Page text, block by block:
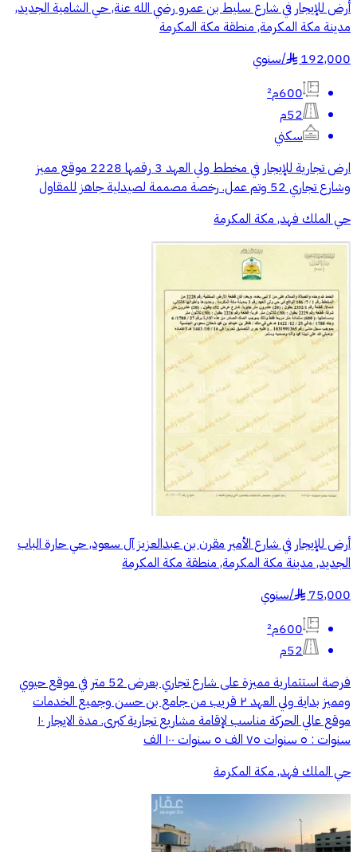
أرض للإيجار في شارع سليط بن عمرو رضي الله عنة, حي الشامية الجديد,
مدينة مكة المكرمة, منطقة مكة المكرمة
192,000
§
/سنوي
600م²
52م
سكني
ارض تجارية للإيجار في مخطط ولي العهد 3 رقمها 2228 موقع مميز
وشارع تجاري 52 وتم عمل. رخصة مصممة لصيدلية جاهز للمقاول
حي الملك فهد, مكة المكرمة
أرض للإيجار في شارع الأمير مقرن بن عبدالعزيز آل سعود, حي حارة الباب
الجديد, مدينة مكة المكرمة, منطقة مكة المكرمة
75,000
§
/سنوي
600م²
52م
فرصة استثمارية مميزة على شارع تجاري بعرض 52 متر في موقع حيوي
ومميز بداية ولي العهد ٢ قريب من جامع بن حسن وجميع الخدمات
موقع عالي الحركة مناسب لإقامة مشاريع تجارية كبرى. مدة الايجار ١٠
سنوات : ٥ سنوات ٧٥ الف ٥ سنوات ١٠٠ الف
حي الملك فهد, مكة المكرمة